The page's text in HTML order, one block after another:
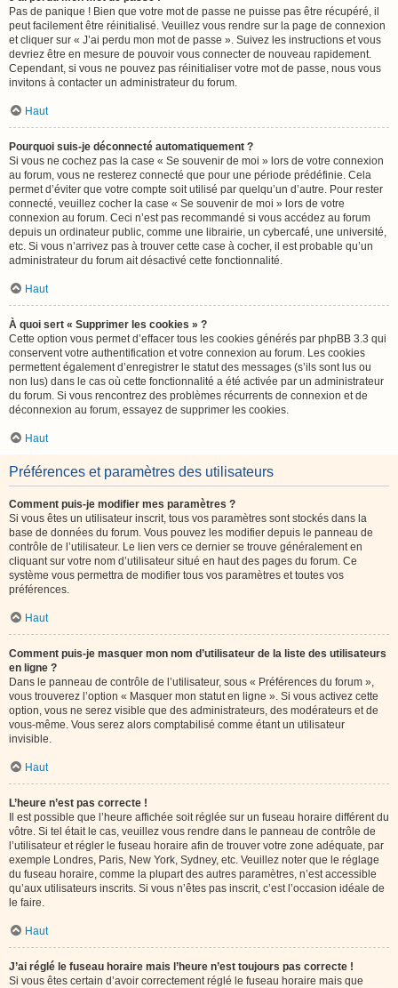
Pas de panique ! Bien que votre mot de passe ne puisse pas être récupéré, il
peut facilement être réinitialisé. Veuillez vous rendre sur la page de connexion
et cliquer sur « J’ai perdu mon mot de passe ». Suivez les instructions et vous
devriez être en mesure de pouvoir vous connecter de nouveau rapidement.
Cependant, si vous ne pouvez pas réinitialiser votre mot de passe, nous vous
invitons à contacter un administrateur du forum.
Haut
Pourquoi suis-je déconnecté automatiquement ?
Si vous ne cochez pas la case « Se souvenir de moi » lors de votre connexion
au forum, vous ne resterez connecté que pour une période prédéfinie. Cela
permet d’éviter que votre compte soit utilisé par quelqu’un d’autre. Pour rester
connecté, veuillez cocher la case « Se souvenir de moi » lors de votre
connexion au forum. Ceci n’est pas recommandé si vous accédez au forum
depuis un ordinateur public, comme une librairie, un cybercafé, une université,
etc. Si vous n’arrivez pas à trouver cette case à cocher, il est probable qu’un
administrateur du forum ait désactivé cette fonctionnalité.
Haut
À quoi sert « Supprimer les cookies » ?
Cette option vous permet d’effacer tous les cookies générés par phpBB 3.3 qui
conservent votre authentification et votre connexion au forum. Les cookies
permettent également d’enregistrer le statut des messages (s’ils sont lus ou
non lus) dans le cas où cette fonctionnalité a été activée par un administrateur
du forum. Si vous rencontrez des problèmes récurrents de connexion et de
déconnexion au forum, essayez de supprimer les cookies.
Haut
Préférences et paramètres des utilisateurs
Comment puis-je modifier mes paramètres ?
Si vous êtes un utilisateur inscrit, tous vos paramètres sont stockés dans la
base de données du forum. Vous pouvez les modifier depuis le panneau de
contrôle de l’utilisateur. Le lien vers ce dernier se trouve généralement en
cliquant sur votre nom d’utilisateur situé en haut des pages du forum. Ce
système vous permettra de modifier tous vos paramètres et toutes vos
préférences.
Haut
Comment puis-je masquer mon nom d’utilisateur de la liste des utilisateurs
en ligne ?
Dans le panneau de contrôle de l’utilisateur, sous « Préférences du forum »,
vous trouverez l’option « Masquer mon statut en ligne ». Si vous activez cette
option, vous ne serez visible que des administrateurs, des modérateurs et de
vous-même. Vous serez alors comptabilisé comme étant un utilisateur
invisible.
Haut
L’heure n’est pas correcte !
Il est possible que l’heure affichée soit réglée sur un fuseau horaire différent du
vôtre. Si tel était le cas, veuillez vous rendre dans le panneau de contrôle de
l’utilisateur et régler le fuseau horaire afin de trouver votre zone adéquate, par
exemple Londres, Paris, New York, Sydney, etc. Veuillez noter que le réglage
du fuseau horaire, comme la plupart des autres paramètres, n’est accessible
qu’aux utilisateurs inscrits. Si vous n’êtes pas inscrit, c’est l’occasion idéale de
le faire.
Haut
J’ai réglé le fuseau horaire mais l’heure n’est toujours pas correcte !
Si vous êtes certain d’avoir correctement réglé le fuseau horaire mais que